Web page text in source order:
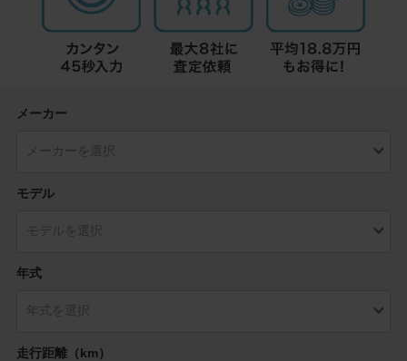
メーカー
モデル
年式
走行距離（km）